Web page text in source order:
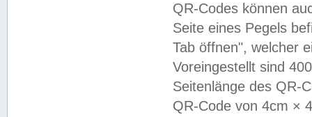
QR-Codes können
Seite eines Pegels
Tab öffnen", welcher
Voreingestellt sind
Seitenlänge des QR-
QR-Code von 4cm ×